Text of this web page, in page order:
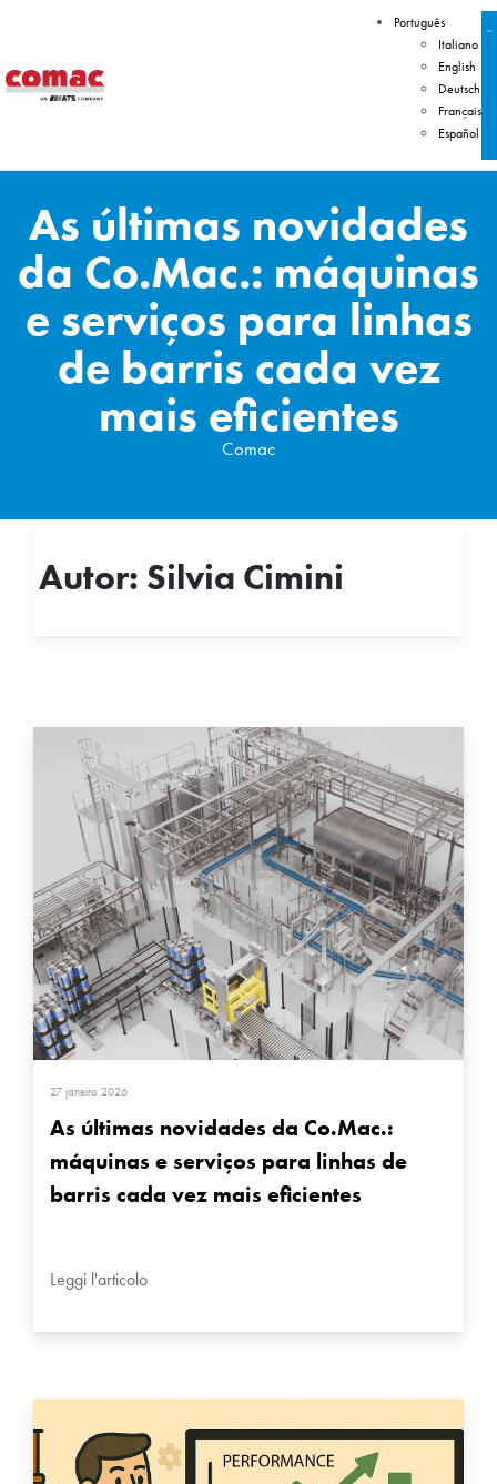
Português
Italiano
English
Deutsch
Français
Español
As últimas novidades
da Co.Mac.: máquinas
e serviços para linhas
de barris cada vez
mais eficientes
Comac
Autor: Silvia Cimini
27 janeiro 2026
As últimas novidades da Co.Mac.:
máquinas e serviços para linhas de
barris cada vez mais eficientes
Leggi l'articolo